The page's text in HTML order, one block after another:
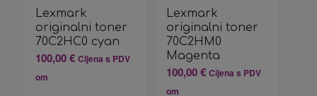
Lexmark
originalni toner
70C2HC0 cyan
100,00€ Cijena s PDV
om
Lexmark
originalni toner
70C2HM0
Magenta
100,00€ Cijena s PDV
om